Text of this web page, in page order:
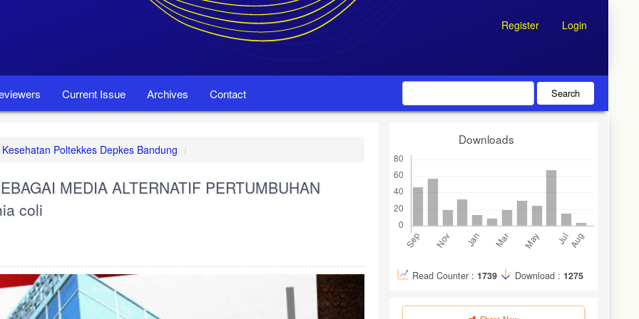
Register Login
Current Issue Archives Contact Search
Poltekkes Depkes Bandung
MEDIA ALTERNATIF PERTUMBUHAN
coli
Downloads
Read Counter : 1739 Download : 1275